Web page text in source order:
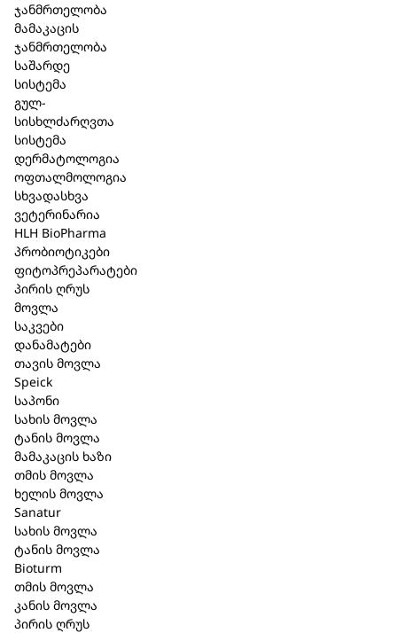
ჯანმრთელობა
მამაკაცის
ჯანმრთელობა
საშარდე
სისტემა
გულ-
სისხლძარღვთა
სისტემა
დერმატოლოგია
ოფთალმოლოგია
სხვადასხვა
ვეტერინარია
HLH BioPharma
პრობიოტიკები
ფიტოპრეპარატები
პირის ღრუს
მოვლა
საკვები
დანამატები
თავის მოვლა
Speick
საპონი
სახის მოვლა
ტანის მოვლა
მამაკაცის ხაზი
თმის მოვლა
ხელის მოვლა
Sanatur
სახის მოვლა
ტანის მოვლა
Bioturm
თმის მოვლა
კანის მოვლა
პირის ღრუს
ორსულობა
კონსულტაციის შემდეგ გამოიყენება;
გვერდითი ეფექტი:
შესაძლებელია ინდივიდუალური მგრძნობელობის
გამოვლინება პრეპარატის რომელიმე
შემადგენელი კომპონენტის მიმართ გარდამავალი
ალერგიული რეაქციის სახით – კანზე გამონაყარი,
ან ქავილი. ამ დროს პრეპარატის მიღება დროებით
უნდა შეწყდეს და მიმართოთ ექიმს.
სხვა მედიკამენტებთან ურთიერთქმედება:
აღენიშნება და არც არის მოსალოდნელი
ჰომეოპათიური განზავების გამო.
ვარგისიანობის ვადა:
შენახვის პირობები:
პირდაპირი ზემოქმედებისაგნ დაცულ მშრალ,
ბავშვებისთვის მიუწვდომელ ადგილას, 15˚- 25˚C
ტემპერატურამდე.
აფთიაქიდან გაცემის პირობა:
გაიცემა ურეცეპტოდ.
მწარმოებელი:
(Biologische Heilmittel Heel GmbH
76532 ბადენ–ბადენი, გერმანია
დ-რ რეკევეგის ქუჩა 2-4.
წარმომადგენელი:
შ.პ.ს ბიომედიკა
ა. პოლიტოვსკაიას ქ.#38
0186 თბილისი, საქართველო
+995 32 215 91 15